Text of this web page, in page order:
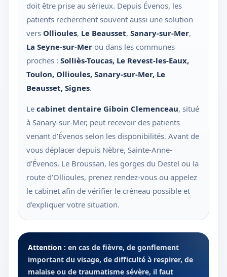
doit être prise au sérieux. Depuis Évenos, les
patients recherchent souvent aussi une solution
vers Ollioules, Le Beausset, Sanary-sur-Mer,
La Seyne-sur-Mer ou dans les communes
proches : Solliès-Toucas, Le Revest-les-Eaux,
Toulon, Ollioules, Sanary-sur-Mer, Le
Beausset, Signes.
Le cabinet dentaire Giboin Clemenceau, situé
à Sanary-sur-Mer, peut recevoir des patients
venant d’Évenos selon les disponibilités. Avant de
vous déplacer depuis Nèbre, Sainte-Anne-
d’Évenos, Le Broussan, les gorges du Destel ou la
route d’Ollioules, prenez rendez-vous ou appelez
le cabinet afin de vérifier le créneau possible et
d’expliquer votre situation.
Attention : en cas de fièvre, de gonflement
important du visage, de difficulté à respirer, de
malaise ou de traumatisme sévère, il faut